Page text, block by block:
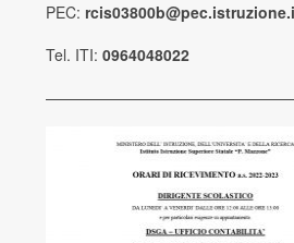
PEC:
Tel. ITI: 0964048022